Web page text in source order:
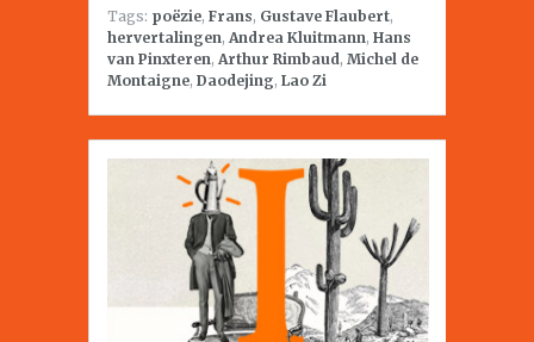
Tags: poëzie, Frans, Gustave Flaubert,
hervertalingen, Andrea Kluitmann, Hans
van Pinxteren, Arthur Rimbaud, Michel de
Montaigne, Daodejing, Lao Zi